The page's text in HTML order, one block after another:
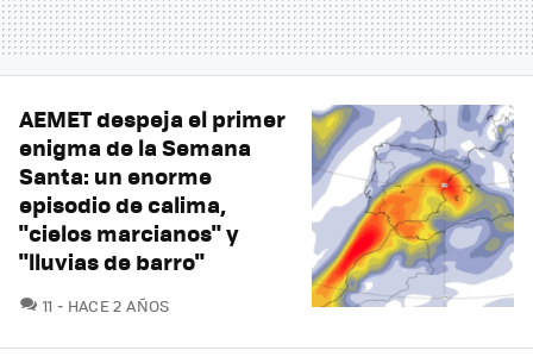
AEMET despeja el primer
enigma de la Semana
Santa: un enorme
episodio de calima,
"cielos marcianos" y
"lluvias de barro"
11 COMENTARIOS
HACE 2 AÑOS